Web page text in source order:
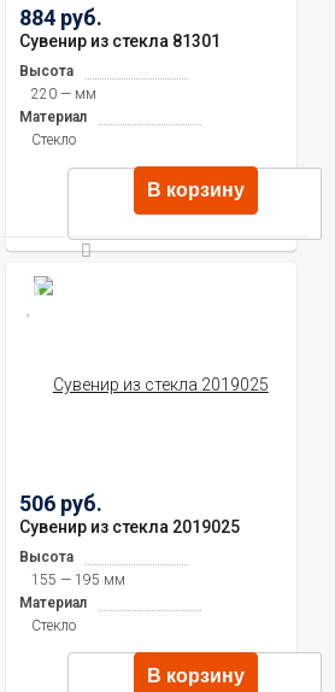
884 руб.
Сувенир из стекла 81301
Высота
220 — мм
Материал
Стекло
В корзину
506 руб.
Сувенир из стекла 2019025
Высота
155 — 195 мм
Материал
Стекло
В корзину